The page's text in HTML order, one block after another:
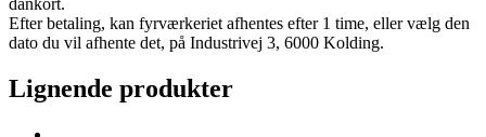
Efter betaling, kan fyrværkeriet afhentes efter 1 time, eller vælg den
dato du vil afhente det, på Industrivej 3, 6000 Kolding.
Lignende produkter